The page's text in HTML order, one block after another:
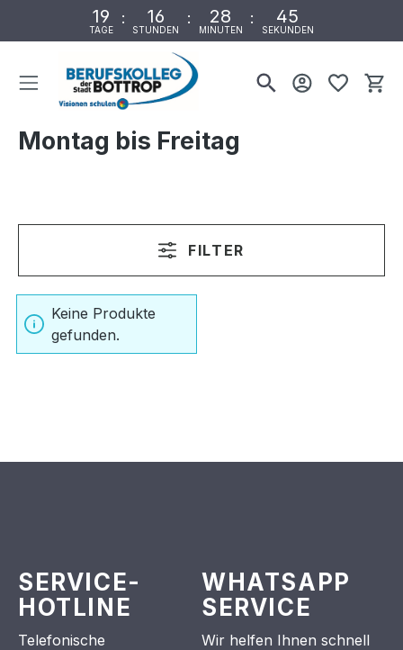
19
TAGE
: 16
STUNDEN
: 28
MINUTEN
: 45
SEKUNDEN
Montag bis Freitag
FILTER
Keine Produkte
gefunden.
SERVICE-
HOTLINE
Telefonische
WHATSAPP
SERVICE
Wir helfen Ihnen schnell